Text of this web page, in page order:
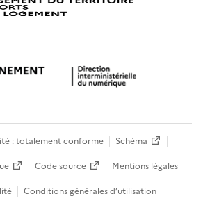
: totalement conforme
Schéma
Code source
Mentions légales
Conditions générales d’utilisation